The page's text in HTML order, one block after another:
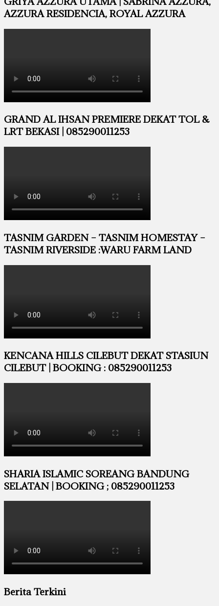
AZZURA RESIDENCIA, ROYAL AZZURA
GRAND AL IHSAN PREMIERE DEKAT TOL &
LRT BEKASI | 085290011253
TASNIM GARDEN – TASNIM HOMESTAY –
TASNIM RIVERSIDE :WARU FARM LAND
KENCANA HILLS CILEBUT DEKAT STASIUN
CILEBUT | BOOKING : 085290011253
SHARIA ISLAMIC SOREANG BANDUNG
SELATAN | BOOKING ; 085290011253
Berita Terkini